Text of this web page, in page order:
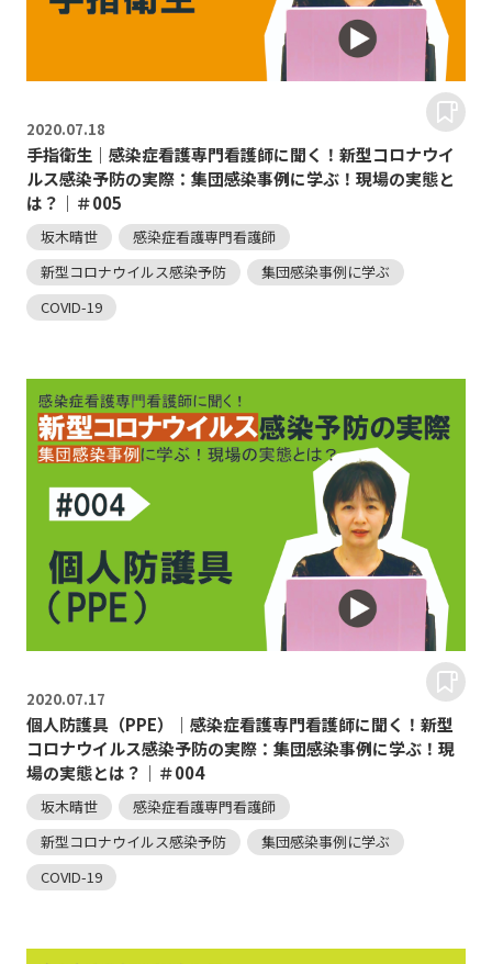
2020.07.18
手指衛生｜感染症看護専門看護師に聞く！新型コロナウイ
ルス感染予防の実際：集団感染事例に学ぶ！現場の実態と
は？｜＃005
坂木晴世
感染症看護専門看護師
新型コロナウイルス感染予防
集団感染事例に学ぶ
COVID-19
2020.07.17
個人防護具（PPE）｜感染症看護専門看護師に聞く！新型
コロナウイルス感染予防の実際：集団感染事例に学ぶ！現
場の実態とは？｜＃004
坂木晴世
感染症看護専門看護師
新型コロナウイルス感染予防
集団感染事例に学ぶ
COVID-19